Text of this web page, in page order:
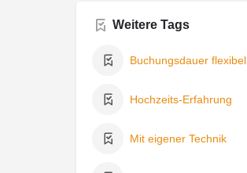
Weitere Tags
Buchungsdauer flexibel
Hochzeits-Erfahrung
Mit eigener Technik